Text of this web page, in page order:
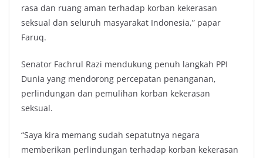
rasa dan ruang aman terhadap korban kekerasan
seksual dan seluruh masyarakat Indonesia,” papar
Faruq.
Senator Fachrul Razi mendukung penuh langkah PPI
Dunia yang mendorong percepatan penanganan,
perlindungan dan pemulihan korban kekerasan
seksual.
“Saya kira memang sudah sepatutnya negara
memberikan perlindungan terhadap korban kekerasan